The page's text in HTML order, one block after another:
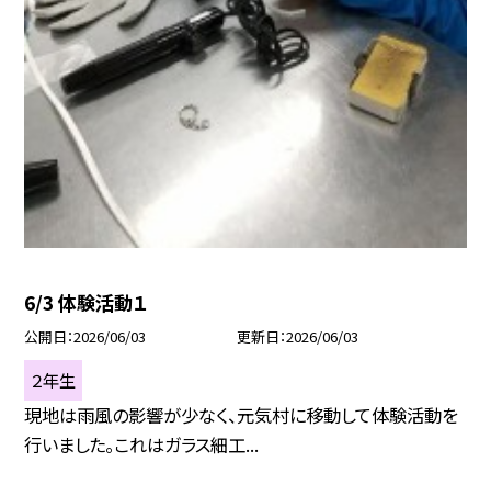
6/3 体験活動１
公開日 2026/06/03 更新日 2026/06/03
２年生
現地は雨風の影響が少なく、元気村に移動して体験活動を
行いました。これはガラス細工...